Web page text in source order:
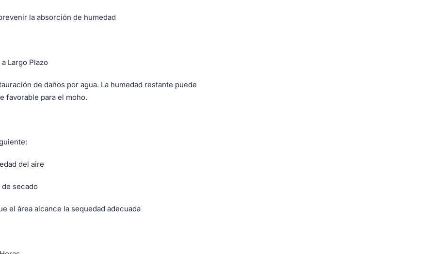
la absorción de humedad
Largo Plazo
de daños por agua. La humedad restante puede
favorable para el moho.
del aire
secado
el área alcance la sequedad adecuada